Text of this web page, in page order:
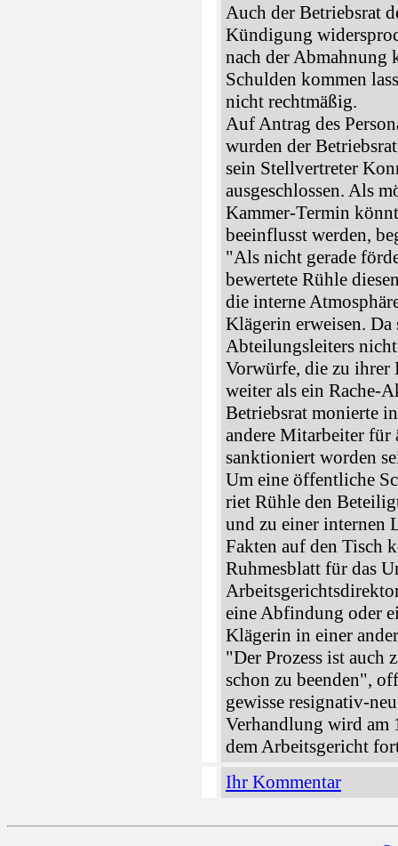
Auch der Betriebsrat
Kündigung
nach der Abmahnung
Schulden kommen
nicht rechtmäßig.
Auf Antrag des
wurden der
sein Stellvertreter
ausgeschlossen. Als
Kammer-Termin
beeinflusst werden,
"Als nicht gerade
bewertete Rühle
die interne
Klägerin erweisen. Da
Abteilungsleiters
Vorwürfe, die zu ihrer
weiter als ein Rache-
Betriebsrat monierte
andere Mitarbeiter für
sanktioniert worden
Um eine öffentliche
riet Rühle den
und zu einer internen
Fakten auf den Tisch
Ruhmesblatt für das
eine Abfindung oder
Klägerin in einer
"Der Prozess ist auch
schon zu beenden",
gewisse resignativ-
Verhandlung wird am
dem Arbeitsgericht
Ihr Kommentar